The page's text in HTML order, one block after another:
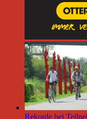
Rekorde bei